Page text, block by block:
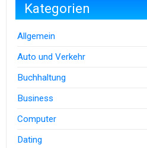
Kategorien
Allgemein
Auto und Verkehr
Buchhaltung
Business
Computer
Dating